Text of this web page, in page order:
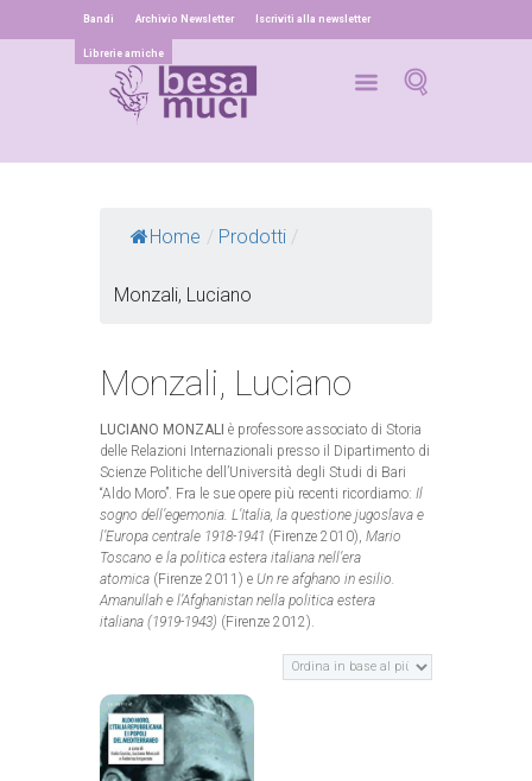
Bandi Archivio Newsletter Iscriviti alla newsletter
Librerie amiche
Home / Prodotti /
Monzali, Luciano
Monzali, Luciano
LUCIANO MONZALI è professore associato di Storia
delle Relazioni Internazionali presso il Dipartimento di
Scienze Politiche dell’Università degli Studi di Bari
“Aldo Moro”. Fra le sue opere più recenti ricordiamo: Il
sogno dell’egemonia. L’Italia, la questione jugoslava e
l’Europa centrale 1918-1941 (Firenze 2010), Mario
Toscano e la politica estera italiana nell’era
atomica (Firenze 2011) e Un re afghano in esilio.
Amanullah e l’Afghanistan nella politica estera
italiana (1919-1943) (Firenze 2012).